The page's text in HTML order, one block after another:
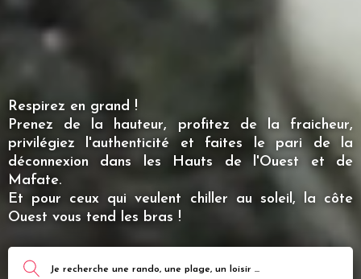
Respirez en grand !
Prenez de la hauteur, profitez de la fraicheur,
privilégiez l'authenticité et faites le pari de la
déconnexion dans les Hauts de l'Ouest et de
Mafate.
Et pour ceux qui veulent chiller au soleil, la côte
Ouest vous tend les bras !
Je recherche une rando, une plage, un loisir ...